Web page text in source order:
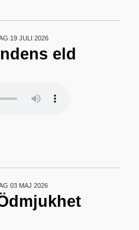
19 JULI 2026
eld
03 MAJ 2026